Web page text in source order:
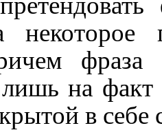
на факт
в себе